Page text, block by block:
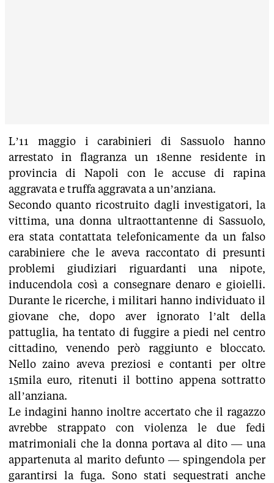
L’11 maggio i carabinieri di Sassuolo hanno
arrestato in flagranza un 18enne residente in
provincia di Napoli con le accuse di rapina
aggravata e truffa aggravata a un’anziana.
Secondo quanto ricostruito dagli investigatori, la
vittima, una donna ultraottantenne di Sassuolo,
era stata contattata telefonicamente da un falso
carabiniere che le aveva raccontato di presunti
problemi giudiziari riguardanti una nipote,
inducendola così a consegnare denaro e gioielli.
Durante le ricerche, i militari hanno individuato il
giovane che, dopo aver ignorato l’alt della
pattuglia, ha tentato di fuggire a piedi nel centro
cittadino, venendo però raggiunto e bloccato.
Nello zaino aveva preziosi e contanti per oltre
15mila euro, ritenuti il bottino appena sottratto
all’anziana.
Le indagini hanno inoltre accertato che il ragazzo
avrebbe strappato con violenza le due fedi
matrimoniali che la donna portava al dito — una
appartenuta al marito defunto — spingendola per
garantirsi la fuga. Sono stati sequestrati anche